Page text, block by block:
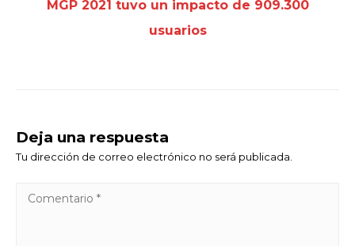
MGP 2021 tuvo un impacto de 909.300
usuarios
Deja una respuesta
Tu dirección de correo electrónico no será publicada.